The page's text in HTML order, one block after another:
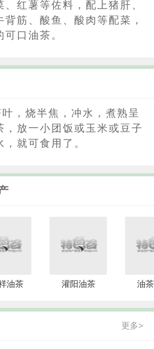
红薯等佐料，配上猪肝、
筋、酸鱼、酸肉等配菜，
口油茶。
，烧半焦，冲水，煮熟呈
，放一小团饭或玉米或豆子
就可食用了。
油茶 灌阳油茶 油
更多>